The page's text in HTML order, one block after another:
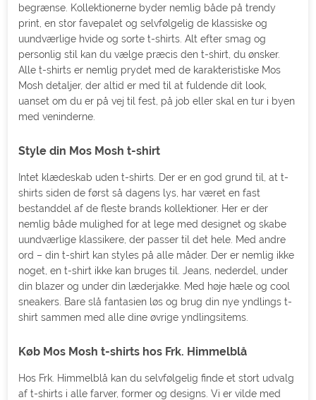
begrænse. Kollektionerne byder nemlig både på trendy
print, en stor favepalet og selvfølgelig de klassiske og
uundværlige hvide og sorte t-shirts. Alt efter smag og
personlig stil kan du vælge præcis den t-shirt, du ønsker.
Alle t-shirts er nemlig prydet med de karakteristiske Mos
Mosh detaljer, der altid er med til at fuldende dit look,
uanset om du er på vej til fest, på job eller skal en tur i byen
med veninderne.
Style din Mos Mosh t-shirt
Intet klædeskab uden t-shirts. Der er en god grund til, at t-
shirts siden de først så dagens lys, har været en fast
bestanddel af de fleste brands kollektioner. Her er der
nemlig både mulighed for at lege med designet og skabe
uundværlige klassikere, der passer til det hele. Med andre
ord – din t-shirt kan styles på alle måder. Der er nemlig ikke
noget, en t-shirt ikke kan bruges til. Jeans, nederdel, under
din blazer og under din læderjakke. Med høje hæle og cool
sneakers. Bare slå fantasien løs og brug din nye yndlings t-
shirt sammen med alle dine øvrige yndlingsitems.
Køb Mos Mosh t-shirts hos Frk. Himmelblå
Hos Frk. Himmelblå kan du selvfølgelig finde et stort udvalg
af t-shirts i alle farver, former og designs. Vi er vilde med